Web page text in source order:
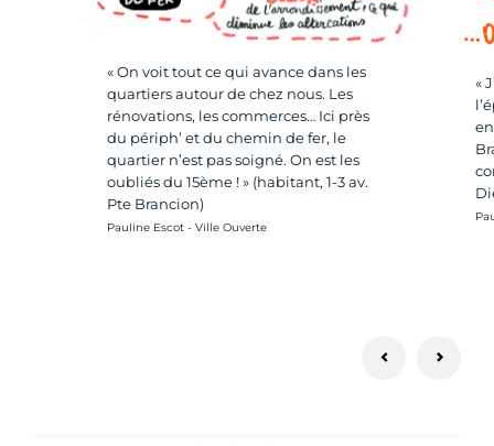
« On voit tout ce qui avance dans les
quartiers autour de chez nous. Les
rénovations, les commerces… Ici près
du périph’ et du chemin de fer, le
quartier n’est pas soigné. On est les
oubliés du 15ème ! » (habitant, 1-3 av.
Pte Brancion)
Crédit photo :
Pauline Escot - Ville Ouverte
«